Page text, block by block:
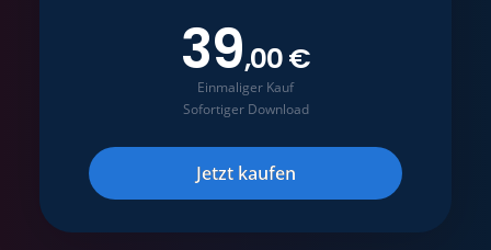
39,00 €
Einmaliger Kauf
Sofortiger Download
Jetzt kaufen